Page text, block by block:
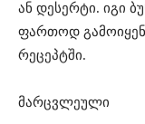
ან დესერტი. იგი
ფართოდ
რეცეპტში.
მარცვლეული